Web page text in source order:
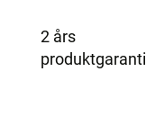
2 års
produktgaranti